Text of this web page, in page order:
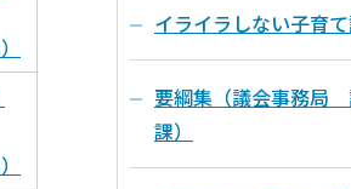
イライラしない子育
要綱集（議会事務局
課）